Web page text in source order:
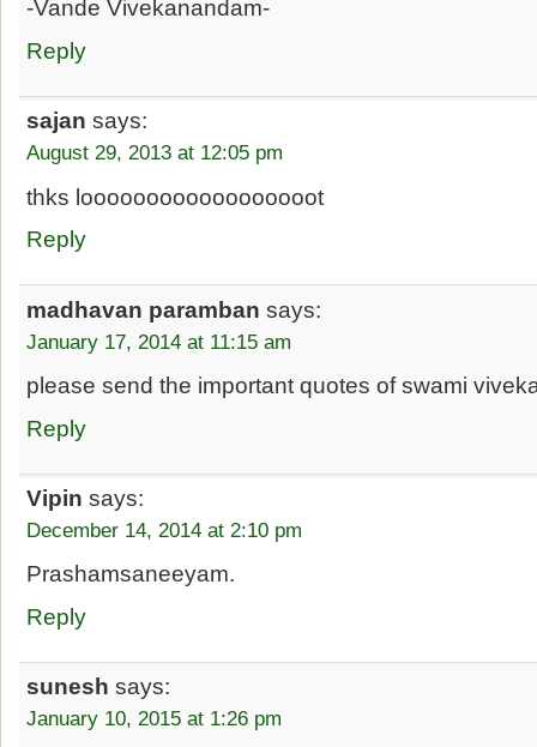
-Vande Vivekanandam-
Reply
sajan says:
August 29, 2013 at 12:05 pm
thks loooooooooooooooooot
Reply
madhavan paramban says:
January 17, 2014 at 11:15 am
please send the important quotes of swami
Reply
Vipin says:
December 14, 2014 at 2:10 pm
Prashamsaneeyam.
Reply
sunesh says:
January 10, 2015 at 1:26 pm